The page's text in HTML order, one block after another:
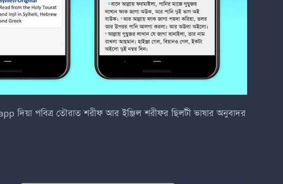
দিয়া পবিত্র তৌরাত শরীফ আর ইঞ্জিল শরীফর ছিলটী ভাষার অনুবাদর